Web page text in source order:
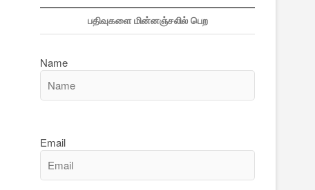
பதிவுகளை மின்னஞ்சலில் பெற
Name
Email